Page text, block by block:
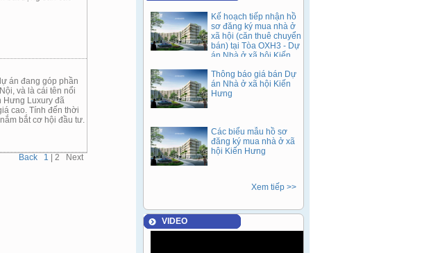
án đang góp phần
và là cái tên nổi
Hưng Luxury đã
cao. Tính đến thời
bắt cơ hội đầu tư.
Back 1 2 Next
Kế hoạch tiếp nhận hồ
sơ đăng ký mua nhà ở
xã hội (căn thuê chuyển
bán) tại Tòa OXH3 - Dự
án Nhà ở xã hội Kiến
thuê (Đợt 1).
Thông báo giá bán Dự
án Nhà ở xã hội Kiến
Hưng
Các biểu mẫu hồ sơ
đăng ký mua nhà ở xã
hội Kiến Hưng
Xem tiếp >>
VIDEO